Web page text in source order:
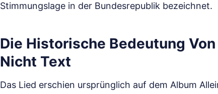
Stimmungslage in der Bundesrepublik bezeichnet.
Die Historische Bedeutung
Nicht Text
Das Lied erschien ursprünglich auf dem Album